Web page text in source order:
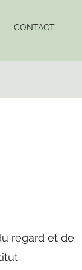
CONTACT
regard et de